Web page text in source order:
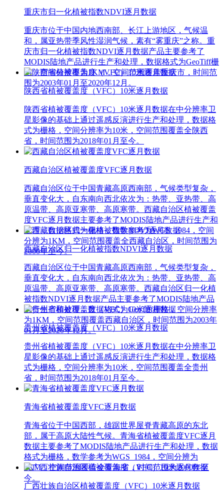
重庆市归一化植被指数NDVI逐月数据
重庆市位于中国内地西南部、长江上游地区，气候温
和，属亚热带季风性湿润气候，素有“雾重庆”之称。重
庆市归一化植被指数NDVI逐月数据产品主要参考了
MODIS陆地产品进行生产和处理，数据格式为GeoTiff栅
格，空间分辨率为1KM，空间范围覆盖重庆市，时间范
围为2003年01月至2020年12月。
陕西省植被覆盖度（VFC）10米逐月数据
陕西省植被覆盖度（VFC）10米逐月数据在中分辨率卫
星影像的基础上通过遥感反演进行生产和处理，数据格
式为栅格，空间分辨率为10米，空间范围覆盖全陕西
省，时间范围为2018年01月至今。
西藏自治区植被覆盖度VFC逐月数据
西藏自治区位于中国青藏高原西南部，气候类型复杂，
垂直变化大，自东南向西北依次为：热带、亚热带、高
原温带、高原亚寒带、高原寒带。西藏自治区植被覆盖
度VFC逐月数据主要参考了MODIS陆地产品进行生产和
处理，数据格式为栅格，数学参考为WGS_1984，空间
分辨为1KM，空间范围覆盖全西藏自治区，时间范围为
2000年至今。
西藏自治区归一化植被指数NDVI逐月数据
西藏自治区位于中国青藏高原西南部，气候类型复杂，
垂直变化大，自东南向西北依次为：热带、亚热带、高
原温带、高原亚寒带、高原寒带。西藏自治区归一化植
被指数NDVI逐月数据产品主要参考了MODIS陆地产品
进行生产和处理，数据格式为GeoTiff栅格，空间分辨率
为1KM，空间范围覆盖西藏自治区，时间范围为2003年
01月至2020年12月。
贵州省植被覆盖度（VFC）10米逐月数据
贵州省植被覆盖度（VFC）10米逐月数据在中分辨率卫
星影像的基础上通过遥感反演进行生产和处理，数据格
式为栅格，空间分辨率为10米，空间范围覆盖全贵州
省，时间范围为2018年01月至今。
青海省植被覆盖度VFC逐月数据
青海省位于中国西部，雄踞世界屋脊青藏高原的东北
部，属于高原大陆性气候。青海省植被覆盖度VFC逐月
数据主要参考了MODIS陆地产品进行生产和处理，数据
格式为栅格，数学参考为WGS_1984，空间分辨为
1KM，空间范围覆盖全青海省，时间范围为2000年至
今。
广西壮族自治区植被覆盖度（VFC）10米逐月数据